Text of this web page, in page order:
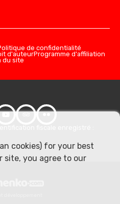
de confidentialité
d'auteurProgramme d'affiliation
du site
cookies) for your best
site, you agree to our